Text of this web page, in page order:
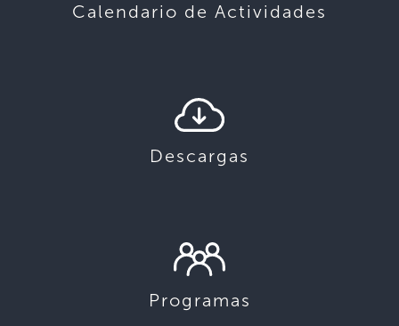
Calendario de Actividades
Descargas
Programas